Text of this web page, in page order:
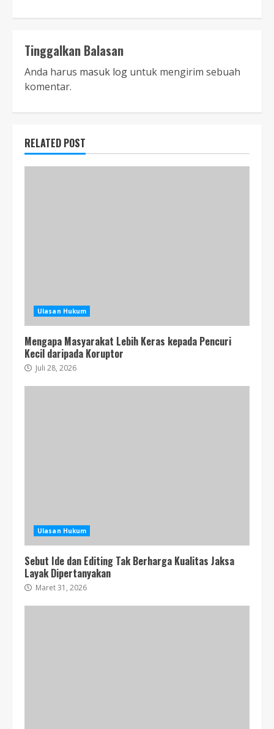
Tinggalkan Balasan
Anda harus masuk log untuk mengirim sebuah
komentar.
RELATED POST
Ulasan Hukum
Mengapa Masyarakat Lebih Keras kepada Pencuri
Kecil daripada Koruptor
Juli 28, 2026
Ulasan Hukum
Sebut Ide dan Editing Tak Berharga Kualitas Jaksa
Layak Dipertanyakan
Maret 31, 2026